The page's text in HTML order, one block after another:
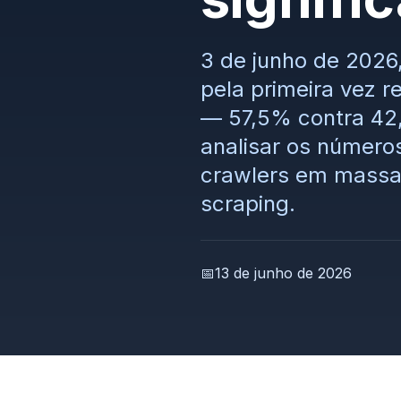
3 de junho de
pela primeira vez
— 57,5% contra
analisar os
crawlers em
scraping.
📅13 de junho de 2026